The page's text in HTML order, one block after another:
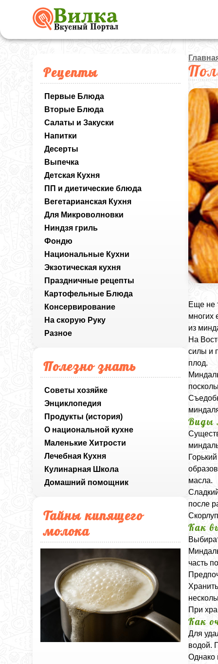
Рецепты
Первые Блюда
Вторые Блюда
Салаты и Закуски
Напитки
Десерты
Выпечка
Детская Кухня
ПП и диетические блюда
Вегетарианская Кухня
Для Микроволновки
Ниндзя гриль
Фондю
Национальные Кухни
Экзотическая кухня
Праздничные рецепты
Картофельные Блюда
Консервирование
На скорую Руку
Разное
Полезно знать
Советы хозяйке
Энциклопедия
Продукты (история)
О национальной кухне
Маленькие Хитрости
Лечебная Кухня
Кулинарная Школа
Домашний помощник
Тайны кипящего
молока
Еще не
многих
из
На
силы и
плод.
Виды
масла.
после
Как
часть
При
Как
Для
водой.
Однако